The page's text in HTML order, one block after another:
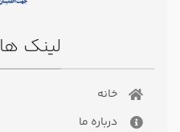
لینک
خانه
درباره ما